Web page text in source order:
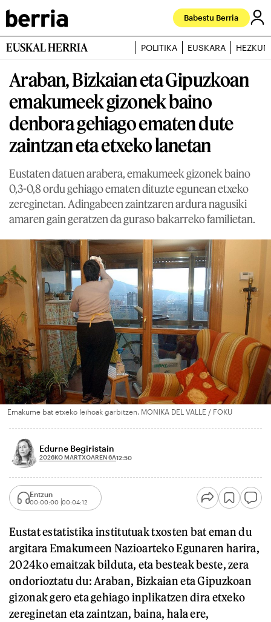
Babestu Berria
EUSKAL HERRIA POLITIKA EUSKARA
Araban, Bizkaian eta Gipuzkoan
emakumeek gizonek baino
denbora gehiago ematen dute
zaintzan eta etxeko lanetan
Eustaten datuen arabera, emakumeek gizonek baino
0,3-0,8 ordu gehiago ematen dituzte egunean etxeko
zereginetan. Adingabeen zaintzaren ardura nagusiki
amaren gain geratzen da guraso bakarreko familietan.
Emakume bat etxeko leihoak garbitzen. MONIKA DEL VALLE / FOKU
Edurne Begiristain
2026KO MARTXOAREN 6A12:50
Entzun
00:00:00 00:04:12
Eustat estatistika institutuak txosten bat eman du
argitara Emakumeen Nazioarteko Egunaren harira,
2024ko emaitzak bilduta, eta besteak beste, zera
ondorioztatu du: Araban, Bizkaian eta Gipuzkoan
gizonak gero eta gehiago inplikatzen dira etxeko
zereginetan eta zaintzan, baina, hala ere,